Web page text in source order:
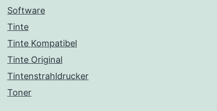
Software
Tinte
Tinte Kompatibel
Tinte Original
Tintenstrahldrucker
Toner